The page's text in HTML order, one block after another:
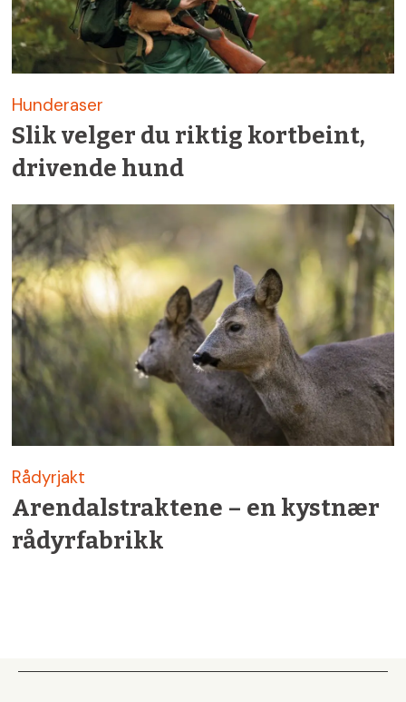
Hunderaser
Slik velger du riktig kortbeint,
drivende hund
Rådyrjakt
Arendals­traktene – en kystnær
rådyr­fabrikk